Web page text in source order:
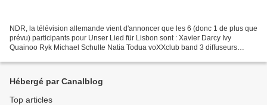
NDR, la télévision allemande vient d'annoncer que les 6 (donc 1 de plus que
prévu) participants pour Unser Lied für Lisbon sont : Xavier Darcy Ivy
Quainoo Ryk Michael Schulte Natia Todua voXXclub band 3 diffuseurs
Hébergé par Canalblog
Top articles